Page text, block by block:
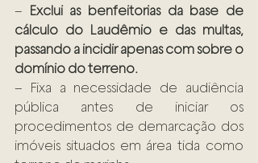
– Exclui as benfeitorias da base de
cálculo do Laudêmio e das multas,
passando a incidir apenas com sobre o
domínio do terreno.
– Fixa a necessidade de audiência
pública antes de iniciar os
procedimentos de demarcação dos
imóveis situados em área tida como